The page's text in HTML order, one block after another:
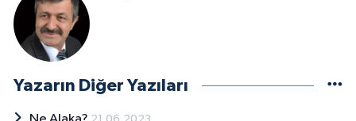
Yazarın Diğer Yazıları